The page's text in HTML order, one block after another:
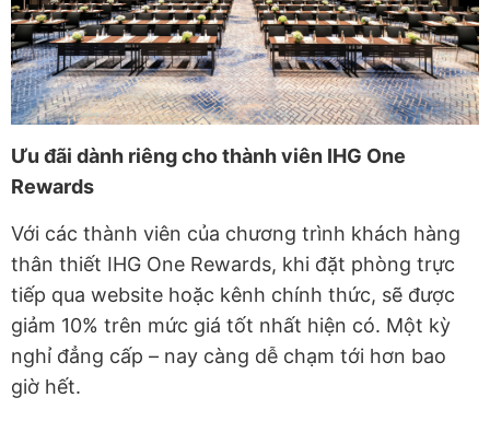
Ưu đãi dành riêng cho thành viên IHG One
Rewards
Với các thành viên của chương trình khách hàng
thân thiết IHG One Rewards, khi đặt phòng trực
tiếp qua website hoặc kênh chính thức, sẽ được
giảm 10% trên mức giá tốt nhất hiện có. Một kỳ
nghỉ đẳng cấp – nay càng dễ chạm tới hơn bao
giờ hết.